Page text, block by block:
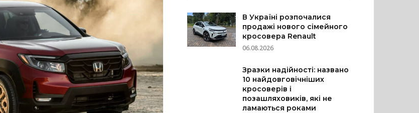
В Україні розпочалися
продажі нового сімейного
кросовера Renault
06.08.2026
Зразки надійності: названо
10 найдовговічніших
кросоверів і
позашляховиків, які не
ламаються роками